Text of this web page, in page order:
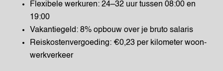
Flexibele werkuren: 24–32 uur tussen 08:00 en
19:00
Vakantiegeld: 8% opbouw over je bruto salaris
Reiskostenvergoeding: €0,23 per kilometer woon-
werkverkeer